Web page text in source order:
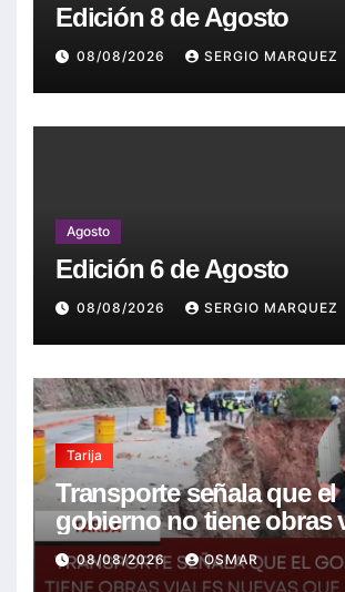
Edición 8 de Agosto
08/08/2026 SERGIO MARQUEZ
Agosto
Edición 6 de Agosto
08/08/2026 SERGIO MARQUEZ
Tarija
Transporte señala que el
gobierno no tiene obras
nuevas que la mayoría
anterior gestión
08/08/2026 OSMAR